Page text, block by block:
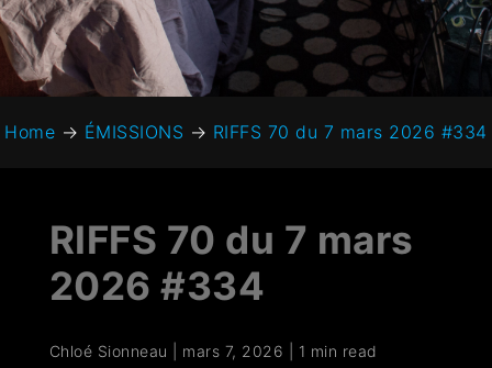
Home → ÉMISSIONS → RIFFS 70 du 7 mars 2026 #334
RIFFS 70 du 7 mars
2026 #334
Chloé Sionneau mars 7, 2026 1 min read